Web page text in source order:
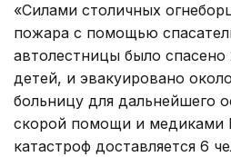
«Силами столичных
пожара с помощью
автолестницы было спасено
детей, и эвакуировано
больницу для дальнейшего
скорой помощи и медиками
катастроф доставляется 6